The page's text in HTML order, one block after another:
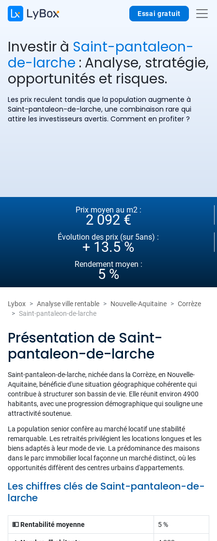
Essai gratuit
Investir à Saint-pantaleon-
de-larche : Analyse, stratégie,
opportunités et risques.
Les prix reculent tandis que la population augmente à
Saint-pantaleon-de-larche, une combinaison rare qui
attire les investisseurs avertis. Comment en profiter ?
Prix moyen au m2 :
2 092 €
Évolution des prix (sur 5ans) :
+ 13.5 %
Rendement moyen :
5 %
Lybox Analyse ville rentable Nouvelle-Aquitaine
Corrèze
Saint-pantaleon-de-larche
Présentation de Saint-
pantaleon-de-larche
Saint-pantaleon-de-larche, nichée dans la Corrèze, en Nouvelle-
Aquitaine, bénéficie d'une situation géographique cohérente qui
contribue à structurer son bassin de vie. Elle réunit environ 4900
habitants, avec une progression démographique qui souligne une
attractivité soutenue.
La population senior confère au marché locatif une stabilité
remarquable. Les retraités privilégient les locations longues et les
biens adaptés à leur mode de vie. La prédominance des maisons
dans le parc immobilier local façonne un marché distinct, où les
opportunités diffèrent des centres urbains d'appartements.
Les chiffres clés de Saint-pantaleon-de-
larche
💵 Rentabilité moyenne 5 %